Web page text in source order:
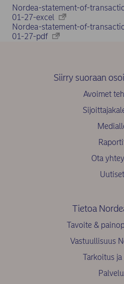
Nordea-statement-of-
01-27-excel
Nordea-statement-of-
01-27-pdf
Siirry suoraan
Avoimet
Ota
Uutiset
Tietoa
Tavoite &
Vastuullisuus
Tarkoitus